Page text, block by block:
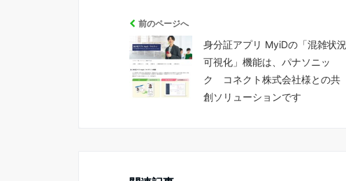
前のページへ
身分証アプリ MyiDの「混雑状況
可視化」機能は、パナソニッ
ク コネクト株式会社様との共
創ソリューションです